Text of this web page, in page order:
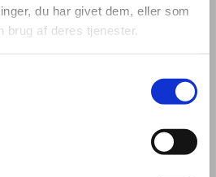
du har givet dem, eller som
brug af deres tjenester.
FREMTID